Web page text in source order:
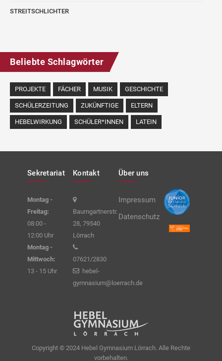
STREITSCHLICHTER
Beliebte Schlagwörter
PROJEKTE FÄCHER MUSIK GESCHICHTE
SCHÜLERZEITUNG ZUKÜNFTIGE ELTERN
HEBELWIRKUNG SCHÜLER*INNEN LATEIN
Sekretariat
Montag -
Freitag:
08:00 -
12:00 Uhr
Montag -
Mittwoch:
13 - 15 Uhr
Kontakt
Baumgartnerstr.
28, 79540
Lörrach
07621/2830
hebel-
gymnasium@loerrach.de
Über uns
Impressum
Datenschutz
Copyright © 2024 Hebel Gymnasium Lörrach. Alle Rechte
vorbehalten.